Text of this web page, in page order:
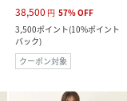
38,500 円 57%OFF
3,500ポイント(10%ポイント
バック)
クーポン対象